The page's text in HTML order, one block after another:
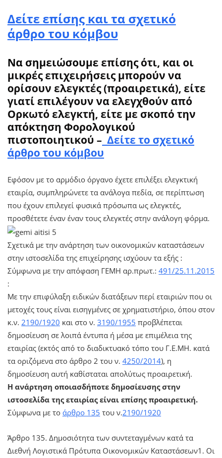
Δείτε επίσης και τα σχετικό
άρθρο του κόμβου
Να σημειώσουμε επίσης ότι, και οι
μικρές επιχειρήσεις μπορούν να
ορίσουν ελεγκτές (προαιρετικά), είτε
γιατί επιλέγουν να ελεγχθούν από
Ορκωτό ελεγκτή, είτε με σκοπό την
απόκτηση Φορολογικού
πιστοποιητικού – Δείτε το σχετικό
άρθρο του κόμβου
Εφόσον με το αρμόδιο όργανο έχετε επιλέξει ελεγκτική
εταιρία, συμπληρώνετε τα ανάλογα πεδία, σε περίπτωση
που έχουν επιλεγεί φυσικά πρόσωπα ως ελεγκτές,
προσθέτετε έναν έναν τους ελεγκτές στην ανάλογη φόρμα.
Σχετικά με την ανάρτηση των οικονομικών καταστάσεων
στην ιστοσελίδα της επιχείρησης ισχύουν τα εξής :
Σύμφωνα με την απόφαση ΓΕΜΗ αρ.πρωτ.: 491/25.11.2015
:
Με την επιφύλαξη ειδικών διατάξεων περί εταιριών που οι
μετοχές τους είναι εισηγμένες σε χρηματιστήριο, όπου στον
κ.ν. 2190/1920 και στο ν. 3190/1955 προβλέπεται
δημοσίευση σε λοιπά έντυπα ή μέσα με επιμέλεια της
εταιρίας (εκτός από το διαδικτυακό τόπο του Γ.Ε.ΜΗ. κατά
τα οριζόμενα στο άρθρο 2 του ν. 4250/2014), η
δημοσίευση αυτή καθίσταται απολύτως προαιρετική.
H ανάρτηση οποιασδήποτε δημοσίευσης στην
ιστοσελίδα της εταιρίας είναι επίσης προαιρετική.
Σύμφωνα με το άρθρο 135 του ν.2190/1920
Άρθρο 135. Δημοσιότητα των συντεταγμένων κατά τα
Διεθνή Λογιστικά Πρότυπα Οικονομικών Καταστάσεων1. Οι